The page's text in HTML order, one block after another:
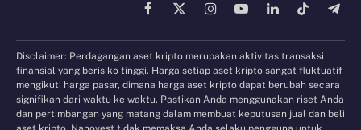
Facebook
X
InstagramYouTubeLinkedInTikTok
Disclaimer: Perdagangan aset kripto merupakan aktivitas transaksi
finansial yang berisiko tinggi. Harga setiap aset kripto sangat fluktuatif
mengikuti harga pasar, dimana harga aset kripto dapat berubah secara
signifikan dari waktu ke waktu. Pastikan Anda menggunakan riset Anda
dan pertimbangan yang matang dalam membuat keputusan jual dan beli